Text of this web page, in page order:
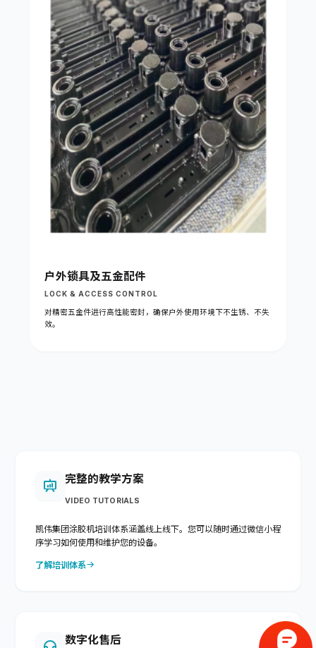
户外锁具及五金配件
LOCK & ACCESS CONTROL
对精密五金件进行高性能密封，确保户外使用环境下不生锈、不失
效。
完整的教学方案
VIDEO TUTORIALS
凯伟集团涂胶机培训体系涵盖线上线下。您可以随时通过微信小程
序学习如何使用和维护您的设备。
了解培训体系
数字化售后